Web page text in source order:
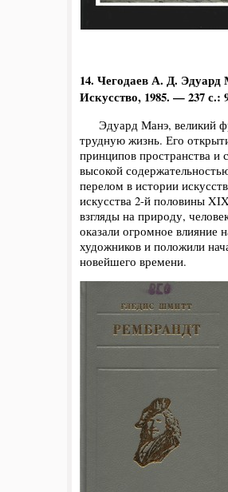
14. Чегодаев А. Д. Эдуард
Искусство, 1985. — 237 с.:
Эдуард Манэ, великий
трудную жизнь. Его
принципов пространства и
высокой
перелом в истории
искусства 2-й половины
взгляды на природу,
оказали огромное
художников и положили
новейшего времени.